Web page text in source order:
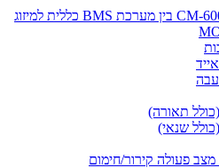
מתאם תקשורת CM-6000 בין מערכת BMS כללית למיזוג
תאורה)
שנאי)
פעולה קירור/חימום